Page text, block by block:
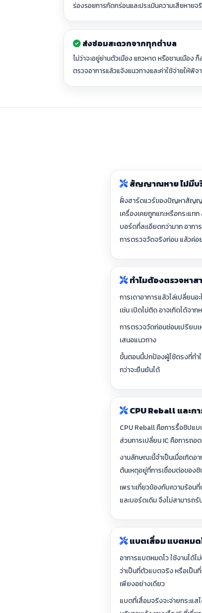
ร่องรอยการกัดกร่อนและประเมินความเสียหาย
ส่งซ่อมสะดวกจากทุกตำบล
ไม่ว่าจะอยู่ย่านตัวเมือง แถวหาด หรือชานเมือง
ตรวจอาการแล้วแจ้งแนวทางและค่าใช้จ่ายให้พิ
สัญญาณหาย ไม่มีบริ
ฝั่งฮาร์ดแวร์ของปัญหาสัญญา
เครื่องเคยถูกแกะหรือกระแ
บอร์ดที่ละเอียดกว่ามาก อา
การตรวจวัดจริงก่อน แล้วค่อ
ทำไมต้องตรวจหา
การเดาอาการแล้วไล่เปลี่ยนอ
เช่น เปิดไม่ติด อาจเกิดได้จ
การตรวจวัดก่อนซ่อมเปรียบเ
เสนอแนวทาง
ขั้นตอนนี้ปกป้องผู้ใช้ตรงที่ทำ
กว่าจะยืนยันได้
CPU Reball และก
CPU Reball คือการรื้อชิปแ
ส่วนการเปลี่ยน IC คือการถ
งานลักษณะนี้จำเป็นเมื่อเกิดอ
ต้นเหตุอยู่ที่การเชื่อมต่อของ
เพราะเกี่ยวข้องกับความร้อ
และบอร์ดเดิม จึงไม่สามารถรั
แบตเสื่อม แบตหมด
อาการแบตหมดไว ใช้งานได้
ว่าเป็นที่ตัวแบตจริง หรือเป็น
เพียงอย่างเดียว
แบตที่เสื่อมจริงจะจ่ายกระแ